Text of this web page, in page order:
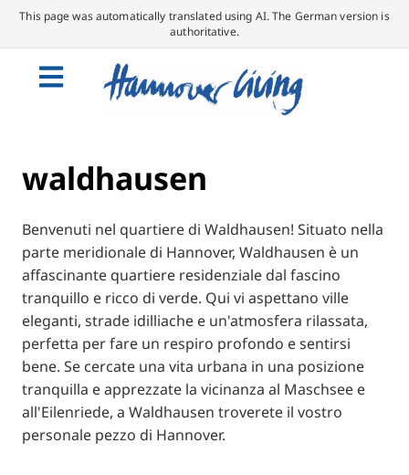
This page was automatically translated using AI. The German version is
authoritative.
waldhausen
Benvenuti nel quartiere di Waldhausen! Situato nella
parte meridionale di Hannover, Waldhausen è un
affascinante quartiere residenziale dal fascino
tranquillo e ricco di verde. Qui vi aspettano ville
eleganti, strade idilliache e un'atmosfera rilassata,
perfetta per fare un respiro profondo e sentirsi
bene. Se cercate una vita urbana in una posizione
tranquilla e apprezzate la vicinanza al Maschsee e
all'Eilenriede, a Waldhausen troverete il vostro
personale pezzo di Hannover.